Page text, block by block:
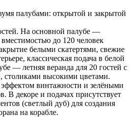
палубами: открытой и закрытой
На основной палубе —
до 120 человек
белыми скатертями, свежие
классическая подача в белой
— летняя веранда для 20 гостей с
столиками высокими цветами.
винтажности и зелёными
В декоре и подачах присутствует
(светлый дуб) для создания
на корабле.